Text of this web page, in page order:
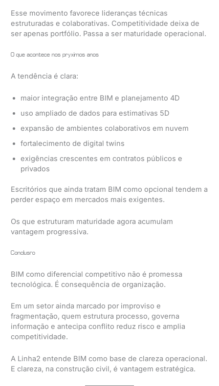
Esse movimento favorece lideranças técnicas
estruturadas e colaborativas. Competitividade deixa de
ser apenas portfólio. Passa a ser maturidade operacional.
O que acontece nos próximos anos
A tendência é clara:
maior integração entre BIM e planejamento 4D
uso ampliado de dados para estimativas 5D
expansão de ambientes colaborativos em nuvem
fortalecimento de digital twins
exigências crescentes em contratos públicos e
privados
Escritórios que ainda tratam BIM como opcional tendem a
perder espaço em mercados mais exigentes.
Os que estruturam maturidade agora acumulam
vantagem progressiva.
Conclusão
BIM como diferencial competitivo não é promessa
tecnológica. É consequência de organização.
Em um setor ainda marcado por improviso e
fragmentação, quem estrutura processo, governa
informação e antecipa conflito reduz risco e amplia
competitividade.
A Linha2 entende BIM como base de clareza operacional.
E clareza, na construção civil, é vantagem estratégica.